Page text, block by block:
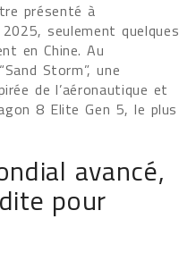
présenté à
seulement quelques
en Chine. Au
Storm”, une
de l’aéronautique et
8 Elite Gen 5, le plus
avancé,
pour